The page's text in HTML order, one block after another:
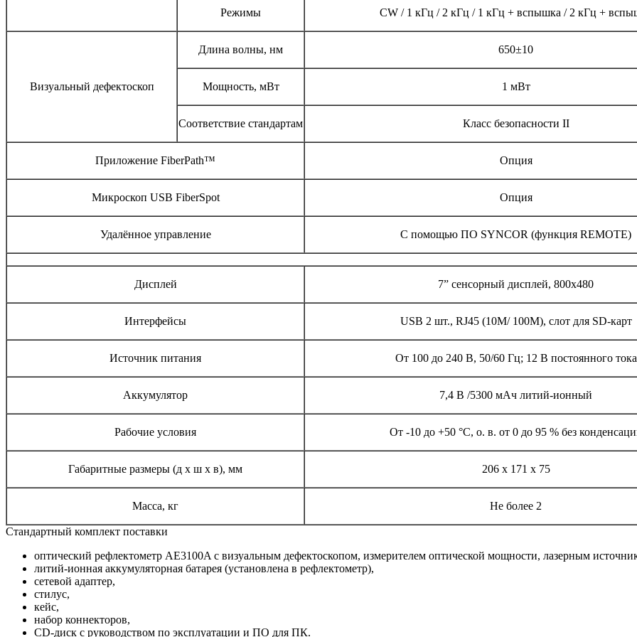
Режимы CW / 1 кГц / 2 кГц / 1 кГц + вспышка / 2 кГц +
Визуальный дефектоскоп
Длина волны, нм 650±10
Мощность, мВт 1 мВт
Соответствие стандартам Класс безопасности II
Приложение FiberPath™ Опция
Микроскоп USB FiberSpot Опция
Удалённое управление C помощью ПО SYNCOR (функция REMOTE)
Дисплей 7” сенсорный дисплей, 800х480
Интерфейсы USB 2 шт., RJ45 (10M/ 100M), слот для SD-карт
Источник питания От 100 до 240 В, 50/60 Гц; 12 В постоянного тока
Аккумулятор 7,4 В /5300 мАч литий-ионный
Рабочие условия От -10 до +50 °С, о. в. от 0 до 95 % без
Габаритные размеры (д х ш х в), мм 206 х 171 х 75
Масса, кг Не более 2
Стандартный комплект поставки
оптический рефлектометр AE3100A c визуальным дефектоскопом, измерителем оптической мощности, лазерным
литий-ионная аккумуляторная батарея (установлена в рефлектометр),
сетевой адаптер,
стилус,
кейс,
набор коннекторов,
CD-диск с руководством по эксплуатации и ПО для ПК.